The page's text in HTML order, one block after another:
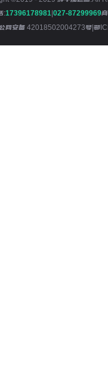
:17396178981|027-87299969
网安备 42018502004273号|鄂